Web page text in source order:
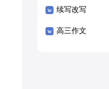
续写改写
高三作文